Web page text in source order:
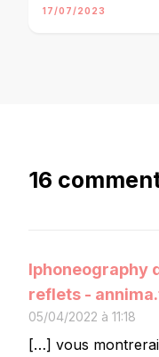
17/07/2023
16
Iphoneography
reflets -
05/04/2022 à 11:18
[…] vous montrerai